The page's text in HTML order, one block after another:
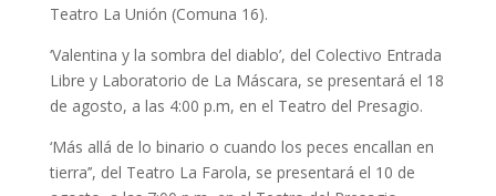
Teatro La Unión (Comuna 16).
‘Valentina y la sombra del diablo’, del Colectivo Entrada
Libre y Laboratorio de La Máscara, se presentará el 18
de agosto, a las 4:00 p.m, en el Teatro del Presagio.
‘Más allá de lo binario o cuando los peces encallan en
tierra’’, del Teatro La Farola, se presentará el 10 de